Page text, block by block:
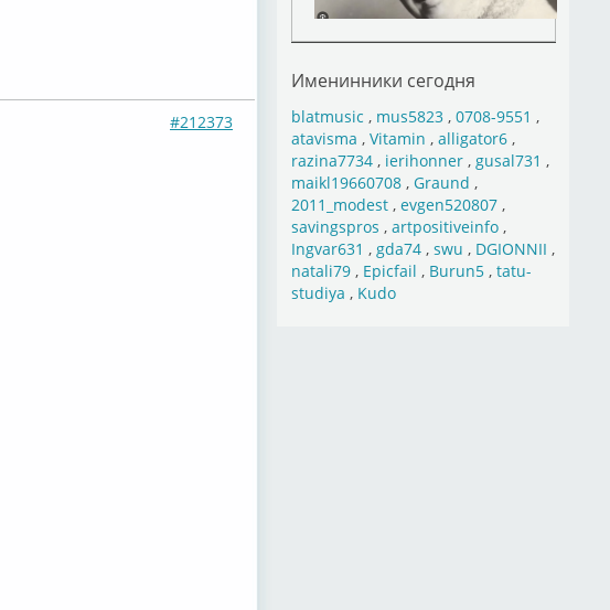
#212373
Именинники сегодня
blatmusic , mus5823, 0708-9551 ,
atavisma , Vitamin , alligator6,
razina7734, ierihonner, gusal731 ,
maikl19660708, Graund ,
2011_modest, evgen520807,
savingspros , artpositiveinfo,
Ingvar631 , gda74, swu , DGIONNII ,
natali79, Epicfail , Burun5, tatu-
studiya , Kudo